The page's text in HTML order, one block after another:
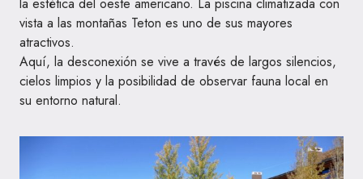
la estética del oeste americano. La piscina climatizada con
vista a las montañas Teton es uno de sus mayores
atractivos.
Aquí, la desconexión se vive a través de largos silencios,
cielos limpios y la posibilidad de observar fauna local en
su entorno natural.